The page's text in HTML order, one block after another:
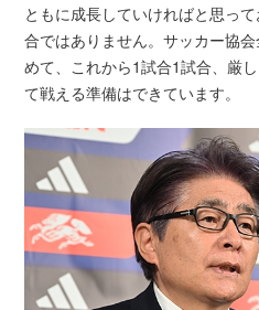
ともに成長していければと思っ
合ではありません。サッカー協
めて、これから1試合1試合、厳
て戦える準備はできています。